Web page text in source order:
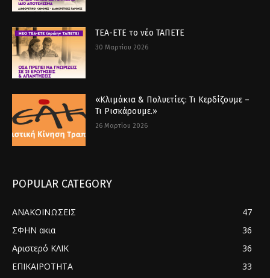
ΤΕΑ-ΕΤΕ το νέο ΤΑΠΕΤΕ
30 Μαρτίου 2026
«Κλιμάκια & Πολυετίες: Τι Κερδίζουμε –
Τι Ρισκάρουμε.»
26 Μαρτίου 2026
POPULAR CATEGORY
ΑΝΑΚΟΙΝΩΣΕΙΣ
47
ΣΦΗΝ ακια
36
Αριστερό ΚΛΙΚ
36
ΕΠΙΚΑΙΡΟΤΗΤΑ
33